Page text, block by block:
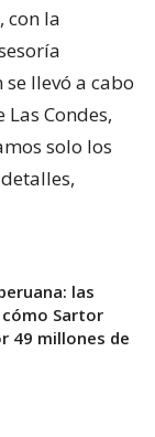
con la
llevó a cabo
Condes,
solo los
las
Sartor
49 millones de